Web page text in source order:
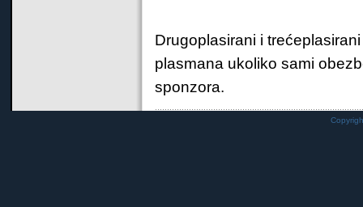
Drugoplasirani i
plasmana ukoliko sami
sponzora.